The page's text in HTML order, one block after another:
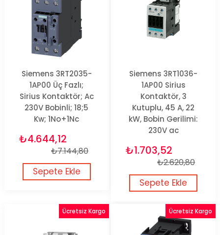
Siemens 3RT2035-
1AP00 Üç Fazlı;
Sirius Kontaktör; Ac
230V Bobinli; 18;5
Kw; 1No+1Nc
₺4.644,12
₺7.144,80
Sepete Ekle
Siemens 3RT1036-
1AP00 Sirius
Kontaktör, 3
Kutuplu, 45 A, 22
kW, Bobin Gerilimi:
230V ac
₺1.703,52
₺2.620,80
Sepete Ekle
Ücretsiz Kargo Ücretsiz Kargo